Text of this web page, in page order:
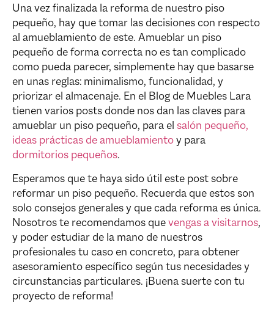
Una vez finalizada la reforma de nuestro piso
pequeño, hay que tomar las decisiones con respecto
al amueblamiento de este. Amueblar un piso
pequeño de forma correcta no es tan complicado
como pueda parecer, simplemente hay que basarse
en unas reglas: minimalismo, funcionalidad, y
priorizar el almacenaje. En el Blog de Muebles Lara
tienen varios posts donde nos dan las claves para
amueblar un piso pequeño, para el salón pequeño,
ideas prácticas de amueblamientoy para
dormitorios pequeños.
Esperamos que te haya sido útil este post sobre
reformar un piso pequeño. Recuerda que estos son
solo consejos generales y que cada reforma es única.
Nosotros te recomendamos quevengas a visitarnos,
y poder estudiar de la mano de nuestros
profesionales tu caso en concreto, para obtener
asesoramiento específico según tus necesidades y
circunstancias particulares. ¡Buena suerte con tu
proyecto de reforma!